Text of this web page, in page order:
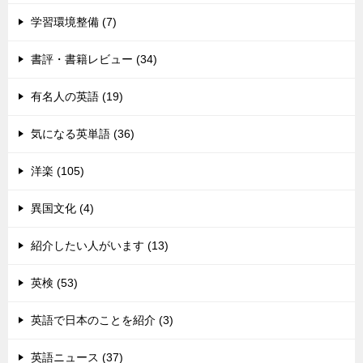
学習環境整備 (7)
書評・書籍レビュー (34)
有名人の英語 (19)
気になる英単語 (36)
洋楽 (105)
異国文化 (4)
紹介したい人がいます (13)
英検 (53)
英語で日本のことを紹介 (3)
英語ニュース (37)